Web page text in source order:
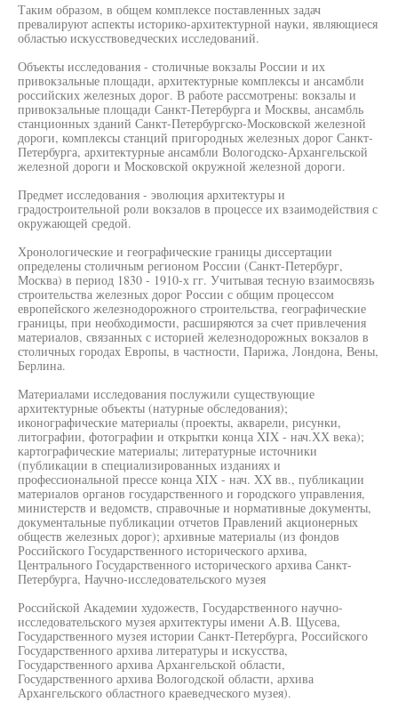
Таким образом, в общем комплексе поставленных задач
превалируют аспекты историко-архитектурной науки, являющиеся
областью искусствоведческих исследований.
Объекты исследования - столичные вокзалы России и их
привокзальные площади, архитектурные комплексы и ансамбли
российских железных дорог. В работе рассмотрены: вокзалы и
привокзальные площади Санкт-Петербурга и Москвы, ансамбль
станционных зданий Санкт-Петербургско-Московской железной
дороги, комплексы станций пригородных железных дорог Санкт-
Петербурга, архитектурные ансамбли Вологодско-Архангельской
железной дороги и Московской окружной железной дороги.
Предмет исследования - эволюция архитектуры и
градостроительной роли вокзалов в процессе их взаимодействия с
окружающей средой.
Хронологические и географические границы диссертации
определены столичным регионом России (Санкт-Петербург,
Москва) в период 1830 - 1910-х гг. Учитывая тесную взаимосвязь
строительства железных дорог России с общим процессом
европейского железнодорожного строительства, географические
границы, при необходимости, расширяются за счет привлечения
материалов, связанных с историей железнодорожных вокзалов в
столичных городах Европы, в частности, Парижа, Лондона, Вены,
Берлина.
Материалами исследования послужили существующие
архитектурные объекты (натурные обследования);
иконографические материалы (проекты, акварели, рисунки,
литографии, фотографии и открытки конца XIX - нач.ХХ века);
картографические материалы; литературные источники
(публикации в специализированных изданиях и
профессиональной прессе конца XIX - нач. XX вв., публикации
материалов органов государственного и городского управления,
министерств и ведомств, справочные и нормативные документы,
документальные публикации отчетов Правлений акционерных
обществ железных дорог); архивные материалы (из фондов
Российского Государственного исторического архива,
Центрального Государственного исторического архива Санкт-
Петербурга, Научно-исследовательского музея
Российской Академии художеств, Государственного научно-
исследовательского музея архитектуры имени A.B. Щусева,
Государственного музея истории Санкт-Петербурга, Российского
Государственного архива литературы и искусства,
Государственного архива Архангельской области,
Государственного архива Вологодской области, архива
Архангельского областного краеведческого музея).